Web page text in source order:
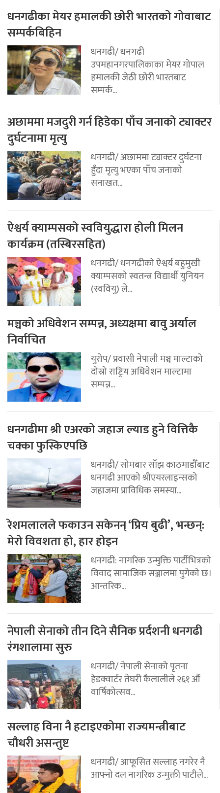
धनगढीका मेयर हमालकी छोरी भारतको गोवाबाट
सम्पर्कबिहिन
धनगढी/ धनगढी
उपमहानगरपालिकाका मेयर गोपाल
हमालकी जेठी छोरी भारतबाट
सम्पर्क...
अछाममा मजदुरी गर्न हिडेका पाँच जनाको ट्याक्टर
दुर्घटनामा मृत्यु
धनगढी/ अछाममा ट्याक्टर दुर्घटना
हुँदा मृत्यु भएका पाँच जनाको
सनाखत...
ऐश्वर्य क्याम्पसको स्ववियुद्धारा होली मिलन
कार्यक्रम (तस्बिरसहित)
धनगढी/ धनगढीको ऐश्वर्य बहुमुखी
क्याम्पसको स्वतन्त्र विद्यार्थी युनियन
(स्ववियु) ले...
मञ्चको अधिवेशन सम्पन्न, अध्यक्षमा बावु अर्याल
निर्वाचित
युरोप/ प्रवासी नेपाली मञ्च माल्टाको
दोस्रो राष्ट्रिय अधिवेशन माल्टामा
सम्पन्न...
धनगढीमा श्री एअरको जहाज ल्याड हुने वित्तिकै
चक्का फुस्किएपछि
धनगढी/ सोमबार साँझ काठमाडौँबाट
धनगढी आएको श्रीएयरलाइन्सको
जहाजमा प्राविधिक समस्या...
रेशमलालले फकाउन सकेनन् ‘प्रिय बुढी’, भन्छन्:
मेरो विवशता हो, हार होइन
धनगढी: नागरिक उन्मुक्ति पार्टीभित्रको
विवाद सामाजिक सञ्जालमा पुगेको छ।
आन्तरिक...
नेपाली सेनाको तीन दिने सैनिक प्रर्दशनी धनगढी
रंगशालामा सुरु
धनगढी/ नेपाली सेनाको पृतना
हेडक्वार्टर तेघरी कैलालीले २६१ औं
वार्षिकोत्सव...
सल्लाह विना नै हटाइएकोमा राज्यमन्त्रीबाट
चौधरी असन्तुष्ट
धनगढी/ आफूसित सल्लाह नगरेर नै
आफ्नो दल नागरिक उन्मुक्ती पाटीले...